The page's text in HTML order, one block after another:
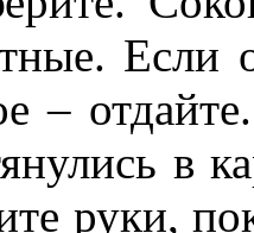
Если
–
в
руки,